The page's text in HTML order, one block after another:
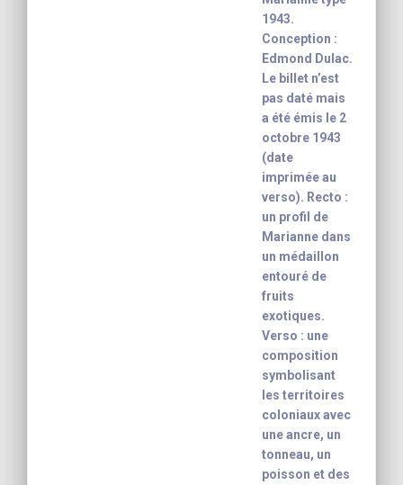
1943.
Conception :
Edmond Dulac.
Le billet n’est
pas daté mais
a été émis le 2
octobre 1943
(date
imprimée au
verso). Recto :
un profil de
Marianne dans
un médaillon
entouré de
fruits
exotiques.
Verso : une
composition
symbolisant
les territoires
coloniaux avec
une ancre, un
tonneau, un
poisson et des